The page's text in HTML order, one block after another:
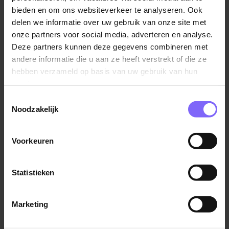
bieden en om ons websiteverkeer te analyseren. Ook
delen we informatie over uw gebruik van onze site met
onze partners voor social media, adverteren en analyse.
Deze partners kunnen deze gegevens combineren met
andere informatie die u aan ze heeft verstrekt of die ze
hebben verzameld op basis van uw gebruik van hun
Noodzakelijk
Voorkeuren
Statistieken
Marketing
Je geeft uitvoering aan de hygiënecode (HACCP)
en je hebt dagelijks contact met de
zorgprofessionals.
Je komt vooralsnog te werken op een drukke
afdeling met een zwaardere patiënten doelgroep.
Mbo 2 werk- en denkniveau.
Ervaring met geautomatiseerde administratieve
Een zelfstandige houding, een groot
Bekendheid met HACCP, kennis van
Lees verder